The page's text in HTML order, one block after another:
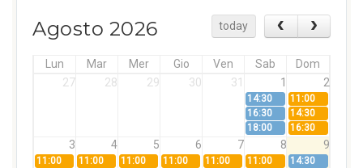
Agosto 2026 today
Lun Mar Mer Gio Ven Sab
Dom
27
28 29 30 31 1 2
14:30
11:00
16:30
14:30
18:00
16:30
3 4 5 6 7 8 9
11:00 11:00 11:00 11:00 11:00 11:00 14:30